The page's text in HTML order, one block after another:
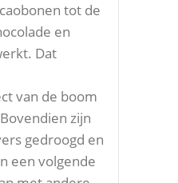
tot de
en
Dat
van de boom
zijn
gedroogd en
een volgende